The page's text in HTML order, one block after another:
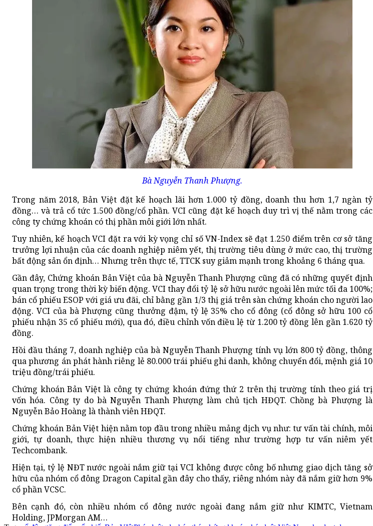
Bà Nguyễn Thanh Phượng.
Trong năm 2018, Bản Việt đặt kế hoạch lãi hơn 1.000 tỷ đồng, doanh thu hơn 1,7 ngàn tỷ
đồng… và trả cổ tức 1.500 đồng/cổ phần. VCI cũng đặt kế hoạch duy trì vị thế nằm trong các
công ty chứng khoán có thị phần môi giới lớn nhất.
Tuy nhiên, kế hoạch VCI đặt ra với kỳ vọng chỉ số VN-Index sẽ đạt 1.250 điểm trên cơ sở tăng
trưởng lợi nhuận của các doanh nghiệp niêm yết, thị trường tiêu dùng ở mức cao, thị trường
bất động sản ổn định… Nhưng trên thực tế, TTCK suy giảm mạnh trong khoảng 6 tháng qua.
Gần đây, Chứng khoán Bản Việt của bà Nguyễn Thanh Phượng cũng đã có những quyết định
quan trọng trong thời kỳ biến động. VCI thay đổi tỷ lệ sở hữu nước ngoài lên mức tối đa 100%;
bán cổ phiếu ESOP với giá ưu đãi, chỉ bằng gần 1/3 thị giá trên sàn chứng khoán cho người lao
động. VCI của bà Phượng cũng thưởng đậm, tỷ lệ 35% cho cổ đông (cổ đông sở hữu 100 cổ
phiếu nhận 35 cổ phiếu mới), qua đó, điều chỉnh vốn điều lệ từ 1.200 tỷ đồng lên gần 1.620 tỷ
đồng.
Hồi đầu tháng 7, doanh nghiệp của bà Nguyễn Thanh Phượng tính vụ lớn 800 tỷ đồng, thông
qua phương án phát hành riêng lẻ 80.000 trái phiếu ghi danh, không chuyển đổi, mệnh giá 10
triệu đồng/trái phiếu.
Chứng khoán Bản Việt là công ty chứng khoán đứng thứ 2 trên thị trường tính theo giá trị
vốn hóa. Công ty do bà Nguyễn Thanh Phượng làm chủ tịch HĐQT. Chồng bà Phượng là
Nguyễn Bảo Hoàng là thành viên HĐQT.
Chứng khoán Bản Việt hiện nằm top đầu trong nhiều mảng dịch vụ như: tư vấn tài chính, môi
giới, tự doanh, thực hiện nhiều thương vụ nổi tiếng như trường hợp tư vấn niêm yết
Techcombank.
Hiện tại, tỷ lệ NĐT nước ngoài nắm giữ tại VCI không được công bố nhưng giao dịch tăng sở
hữu của nhóm cổ đông Dragon Capital gần đây cho thấy, riêng nhóm này đã nắm giữ hơn 9%
cổ phần VCSC.
Bên cạnh đó, còn nhiều nhóm cổ đông nước ngoài đang nắm giữ như KIMTC, Vietnam
Holding, JPMorgan AM…